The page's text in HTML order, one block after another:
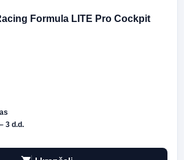
Formula LITE Pro Cockpit
3 d.d.